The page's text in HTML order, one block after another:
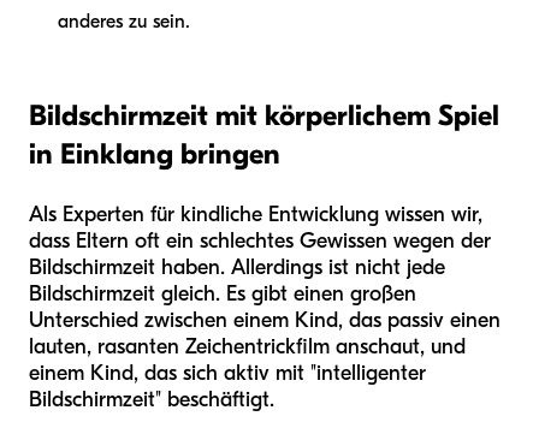
anderes zu sein.
Bildschirmzeit mit körperlichem Spiel
in Einklang bringen
Als Experten für kindliche Entwicklung wissen wir,
dass Eltern oft ein schlechtes Gewissen wegen der
Bildschirmzeit haben. Allerdings ist nicht jede
Bildschirmzeit gleich. Es gibt einen großen
Unterschied zwischen einem Kind, das passiv einen
lauten, rasanten Zeichentrickfilm anschaut, und
einem Kind, das sich aktiv mit "intelligenter
Bildschirmzeit" beschäftigt.